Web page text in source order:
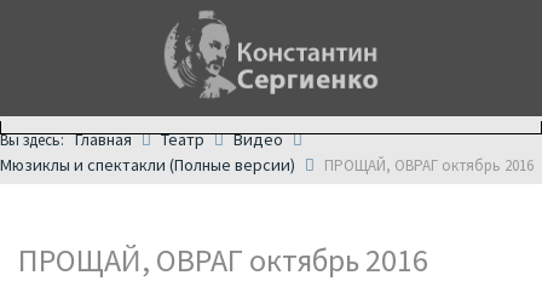
Вы здесь:Главная Театр
Видео
Мюзиклы и спектакли (Полные версии)
ПРОЩАЙ, ОВРАГ октябрь 2016
ПРОЩАЙ, ОВРАГ октябрь 2016